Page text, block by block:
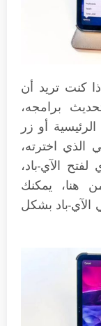
كنت تريد أن
برامجه،
أو زر
اخترته،
الآي-باد،
هنا، يمكنك
باد بشكل